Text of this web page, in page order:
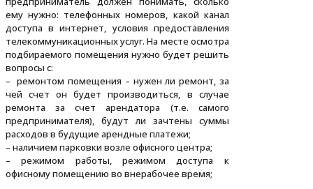
ему нужно: телефонных номеров, какой канал
доступа в интернет, условия предоставления
телекоммуникационных услуг. На месте осмотра
подбираемого помещения нужно будет решить
вопросы с:
– ремонтом помещения – нужен ли ремонт, за
чей счет он будет производиться, в случае
ремонта за счет арендатора (т.е. самого
предпринимателя), будут ли зачтены суммы
расходов в будущие арендные платежи;
– наличием парковки возле офисного центра;
– режимом работы, режимом доступа к
офисному помещению во внерабочее время;